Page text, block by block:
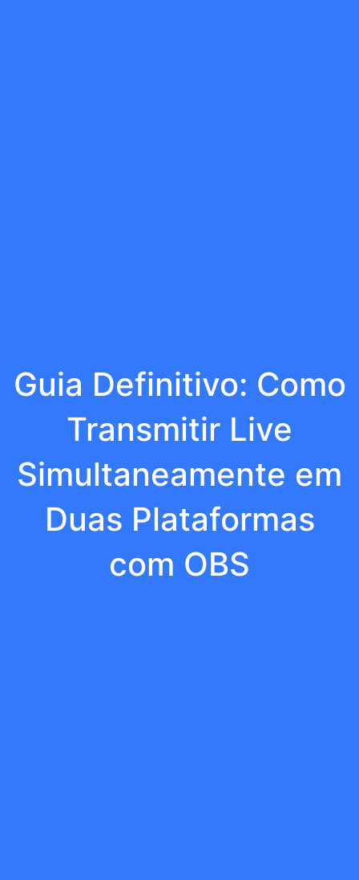
Guia Definitivo: Como
Transmitir Live
Simultaneamente em
Duas Plataformas
com OBS